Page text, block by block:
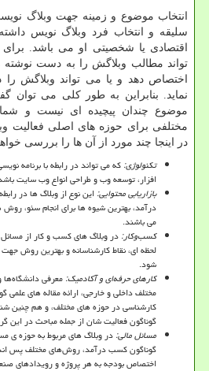
انتخاب موضوع و زمینه جهت وبلاگ
سلیقه و انتخاب فرد وبلاگ نویس
اقتصادی یا شخصیتی او می باشد.
تواند مطالب وبلاگش را به دست
اختصاص دهد و یا می تواند وبلاگش را
نماید. بنابراین به طور کلی می توان
موضوع چندان پیچیده ای نیست و شما
مختلفی برای حوزه های اصلی فعالیت
در اینجا چند مورد از آن ها را بررسی
تکنولوژی:که می تواند در رابطه با برنامه
افزار، توسعه وب و طراحی انواع وب سایت
بازاریابی محتوایی:این نوع از وبلاگ ها در
درآمد، بهترین شیوه ها برای انجام سئو، روش
می باشند.
کسب‌وکار:در وبلاگ های کسب و کار از
لحظه ای، نقاط کارشناسانه و بهترین روش
شود.
کارهای حرفه‌ای و آکادمیک:معرفی
مختلف داخلی و خارجی، ارائه مقاله های
کارشناسی در حوزه های مختلف، و هم چنین
گوناگون فعالیت شان از جمله مباحث در این
مسائل مالی:در وبلاگ های مربوط به حوزه ی
گوناگون کسب درآمد، روش‌های مختلف پس
اختصاص بودجه به هر پروژه و رویدادهای